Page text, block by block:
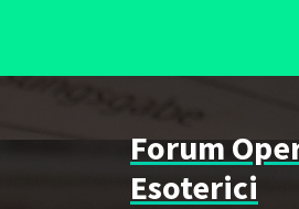
contenuto
Forum
Esoterici